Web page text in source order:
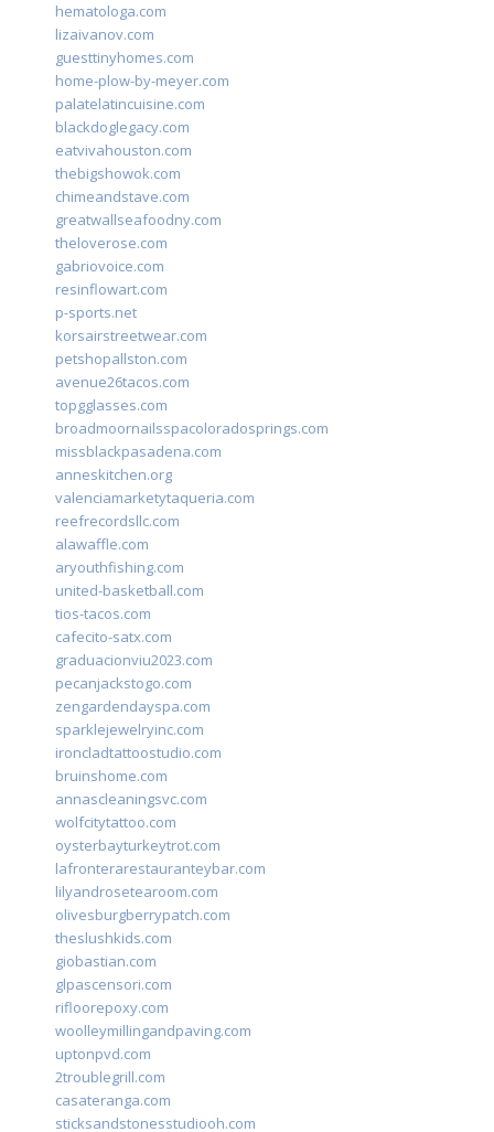
hematologa.com
lizaivanov.com
guesttinyhomes.com
home-plow-by-meyer.com
palatelatincuisine.com
blackdoglegacy.com
eatvivahouston.com
thebigshowok.com
chimeandstave.com
greatwallseafoodny.com
theloverose.com
gabriovoice.com
resinflowart.com
p-sports.net
korsairstreetwear.com
petshopallston.com
avenue26tacos.com
topgglasses.com
broadmoornailsspacoloradosprings.com
missblackpasadena.com
anneskitchen.org
valenciamarketytaqueria.com
reefrecordsllc.com
alawaffle.com
aryouthfishing.com
united-basketball.com
tios-tacos.com
cafecito-satx.com
graduacionviu2023.com
pecanjackstogo.com
zengardendayspa.com
sparklejewelryinc.com
ironcladtattoostudio.com
bruinshome.com
annascleaningsvc.com
wolfcitytattoo.com
oysterbayturkeytrot.com
lafronterarestauranteybar.com
lilyandrosetearoom.com
olivesburgberrypatch.com
theslushkids.com
giobastian.com
glpascensori.com
rifloorepoxy.com
woolleymillingandpaving.com
uptonpvd.com
2troublegrill.com
casateranga.com
sticksandstonesstudiooh.com